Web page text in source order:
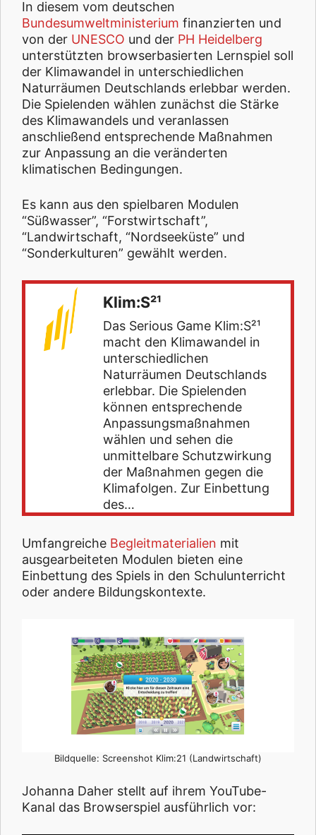
In diesem vom deutschen
Bundesumweltministerium finanzierten und
von der UNESCO und der PH Heidelberg
unterstützten browserbasierten Lernspiel soll
der Klimawandel in unterschiedlichen
Naturräumen Deutschlands erlebbar werden.
Die Spielenden wählen zunächst die Stärke
des Klimawandels und veranlassen
anschließend entsprechende Maßnahmen
zur Anpassung an die veränderten
klimatischen Bedingungen.
Es kann aus den spielbaren Modulen
“Süßwasser”, “Forstwirtschaft”,
“Landwirtschaft, “Nordseeküste” und
“Sonderkulturen” gewählt werden.
Klim:S²¹
Das Serious Game Klim:S²¹
macht den Klimawandel in
unterschiedlichen
Naturräumen Deutschlands
erlebbar. Die Spielenden
können entsprechende
Anpassungsmaßnahmen
wählen und sehen die
unmittelbare Schutzwirkung
der Maßnahmen gegen die
Klimafolgen. Zur Einbettung
des…
Umfangreiche Begleitmaterialien mit
ausgearbeiteten Modulen bieten eine
Einbettung des Spiels in den Schulunterricht
oder andere Bildungskontexte.
Bildquelle: Screenshot Klim:21 (Landwirtschaft)
Johanna Daher stellt auf ihrem YouTube-
Kanal das Browserspiel ausführlich vor: